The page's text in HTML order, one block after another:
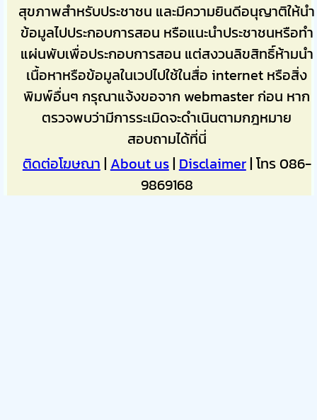
สุขภาพสำหรับประชาชน และมีความยินดีอนุญาติให้นำ
ข้อมูลไปประกอบการสอน หรือแนะนำประชาชนหรือทำ
แผ่นพับเพื่อประกอบการสอน แต่สงวนลิขสิทธิ์ห้ามนำ
เนื้อหาหรือข้อมูลในเวปไปใช้ในสื่อ internet หรือสิ่ง
พิมพ์อื่นๆ กรุณาแจ้งขอจาก webmaster ก่อน หาก
ตรวจพบว่ามีการระเมิดจะดำเนินตามกฎหมาย
สอบถามได้ที่นี่
ติดต่อโฆษณา | About us| Disclaimer| โทร 086-
9869168